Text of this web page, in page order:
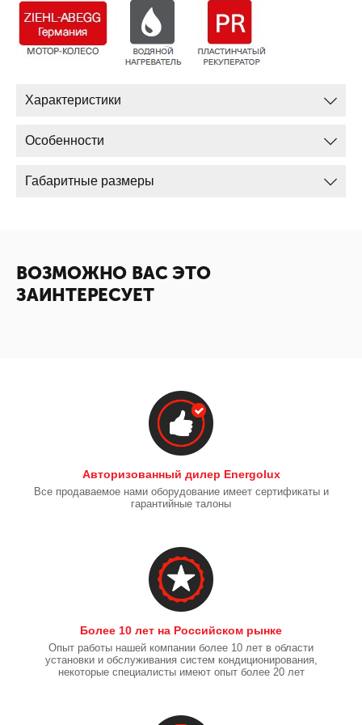
Характеристики
Особенности
Габаритные размеры
ВОЗМОЖНО ВАС ЭТО
ЗАИНТЕРЕСУЕТ
Авторизованный дилер Energolux
Все продаваемое нами оборудование имеет сертификаты и
гарантийные талоны
Более 10 лет на Российском рынке
Опыт работы нашей компании более 10 лет в области
установки и обслуживания систем кондиционирования,
некоторые специалисты имеют опыт более 20 лет